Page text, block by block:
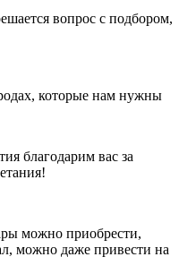
вопрос с подбором,
которые нам нужны
благодарим вас за
можно приобрести,
можно даже привести на